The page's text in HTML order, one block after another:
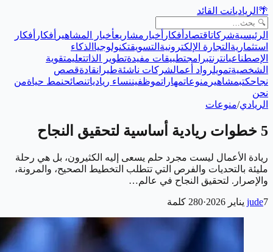
🌴 الرياديانت القائد
الرئيسيةشركاتاقتصاد أفكار أخبار مشاريعأخبار المشاهير أفكار أفكار
استثمارية التجارة الإلكترونية التسويقتكنولوجيا الذكاء
الإصطناعيانترنتبرامجتطبيقات مفيدةتطوير الذاتتعليمتقوية
الشخصيةتمويلرواد أعمالشركات ناشئةطيرانقادةقصص
نجاحكتبمشاهير منوعاتمهاراتموظفيننساء ريادياتنصائحنمط حياةمن
نحن
الريادي/منوعات
5 خطوات ريادية أساسية لتحقيق النجاح
ريادة الأعمال ليست مجرد حلم يسعى إليه الكثيرون، بل هي رحلة
مليئة بالتحديات والفرص التي تتطلب التخطيط الصحيح، والمرونة،
والإصرار. لتحقيق النجاح في عالم…
jude7 يناير 2026 ·
280 كلمة